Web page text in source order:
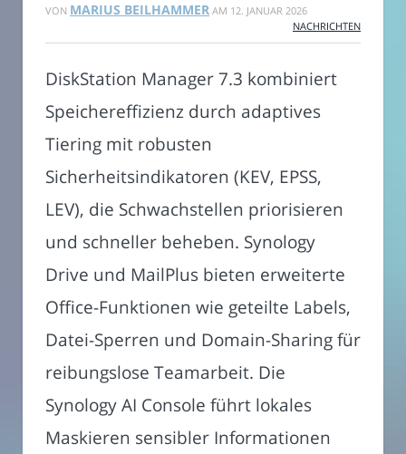
VON MARIUS BEILHAMMER AM 12. JANUAR 2026
NACHRICHTEN
DiskStation Manager 7.3 kombiniert
Speichereffizienz durch adaptives
Tiering mit robusten
Sicherheitsindikatoren (KEV, EPSS,
LEV), die Schwachstellen priorisieren
und schneller beheben. Synology
Drive und MailPlus bieten erweiterte
Office-Funktionen wie geteilte Labels,
Datei-Sperren und Domain-Sharing für
reibungslose Teamarbeit. Die
Synology AI Console führt lokales
Maskieren sensibler Informationen